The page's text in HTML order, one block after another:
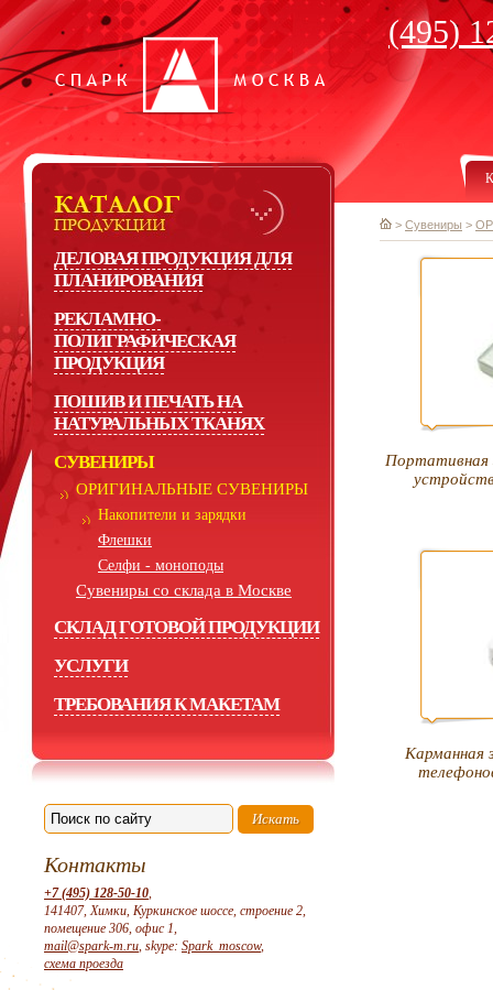
(495)
ДЕЛОВАЯ ПРОДУКЦИЯ ДЛЯ
ПЛАНИРОВАНИЯ
РЕКЛАМНО-
ПОЛИГРАФИЧЕСКАЯ
ПРОДУКЦИЯ
ПОШИВ И ПЕЧАТЬ НА
НАТУРАЛЬНЫХ ТКАНЯХ
СУВЕНИРЫ
ОРИГИНАЛЬНЫЕ СУВЕНИРЫ
Накопители и зарядки
Флешки
Селфи - моноподы
Сувениры со склада в Москве
СКЛАД ГОТОВОЙ ПРОДУКЦИИ
УСЛУГИ
ТРЕБОВАНИЯ К МАКЕТАМ
Контакты
+7 (495) 128-50-10,
141407, Химки, Куркинское шоссе, строение 2,
помещение 306, офис 1,
mail@spark-m.ru, skype: Spark_moscow,
схема проезда
> Сувениры >
Портативная
Карманная